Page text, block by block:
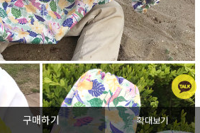
구매하기 확대보기